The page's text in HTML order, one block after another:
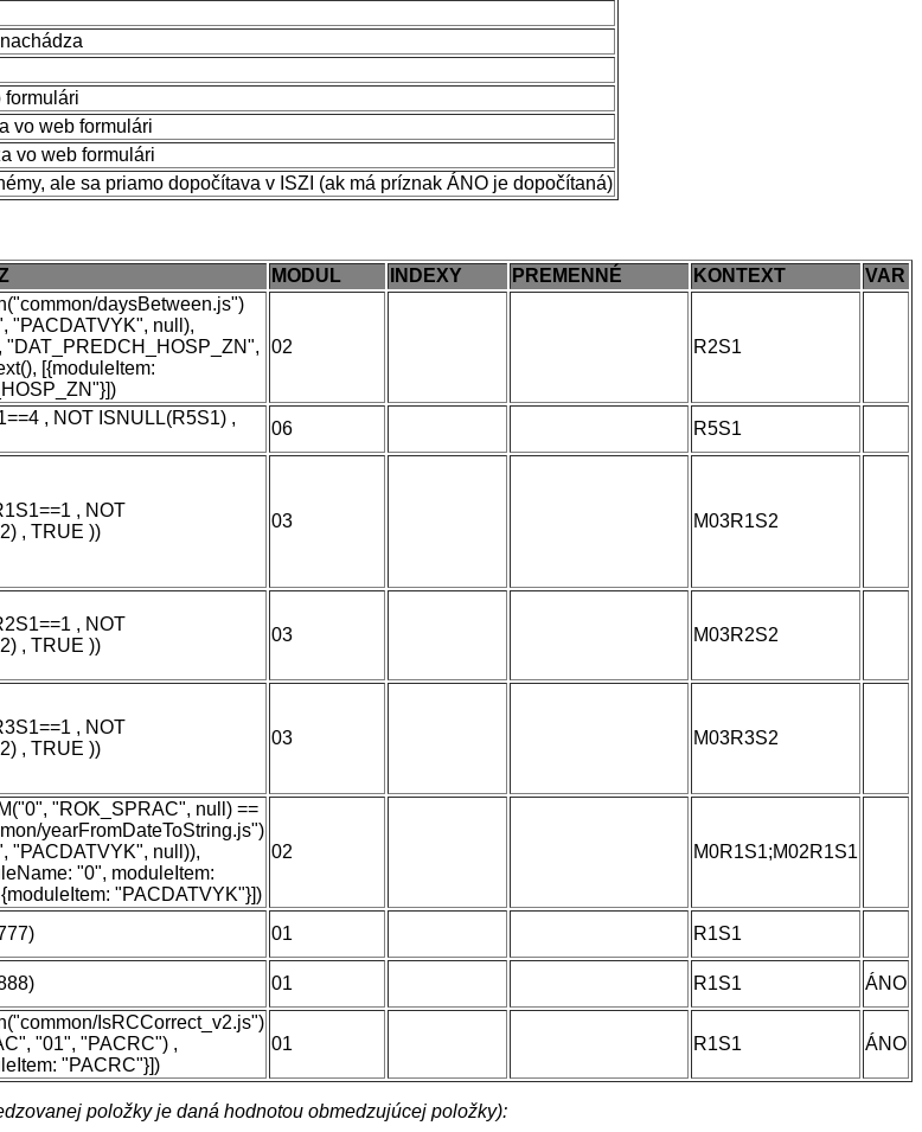
formulári
vo web formulári
vo web formulári
ale sa priamo dopočítava v ISZI (ak má príznak ÁNO je dopočítaná)
MODUL INDEXY PREMENNÉ KONTEXT VAR
daysBetween.js")
"PACDATVYK", null),
"DAT_PREDCH_HOSP_ZN",
[{moduleItem:
02 R2S1
, NOT ISNULL(R5S1) ,
06 R5S1
, NOT
, TRUE ))
03 M03R1S2
, NOT
, TRUE ))
03 M03R2S2
, NOT
, TRUE ))
03 M03R3S2
"ROK_SPRAC", null) ==
yearFromDateToString.js")
"PACDATVYK", null)),
"0", moduleItem:
"PACDATVYK"}])
02 M0R1S1;M02R1S1
01 R1S1
01 R1S1 ÁNO
IsRCCorrect_v2.js")
"01", "PACRC") ,
"PACRC"}])
01 R1S1 ÁNO
položky je daná hodnotou obmedzujúcej položky):